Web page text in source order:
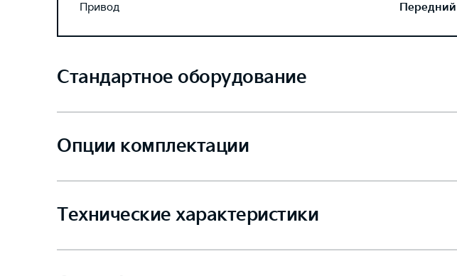
Привод
Передний
Стандартное оборудование
Опции комплектации
Технические характеристики